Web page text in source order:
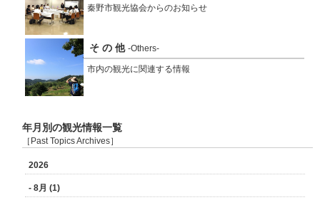
秦野市観光協会からのお知らせ
そ の 他 -Others-
市内の観光に関連する情報
年月別の観光情報一覧
［Past Topics Archives］
2026
- 8月 (1)